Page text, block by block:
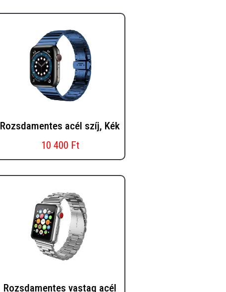
Rozsdamentes acél szíj, Kék
10 400 Ft
Rozsdamentes vastag acél